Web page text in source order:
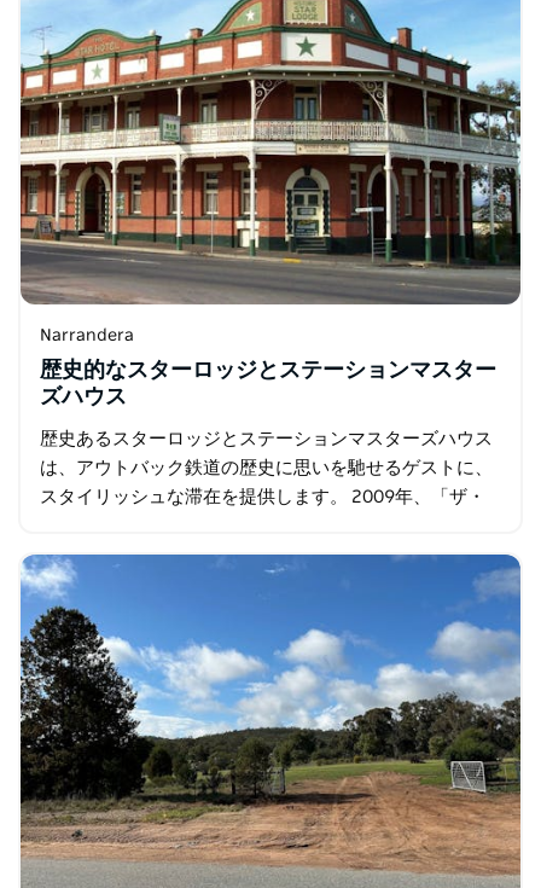
Narrandera
歴史的なスターロッジとステーションマスター
ズハウス
歴史あるスターロッジとステーションマスターズハウス
は、アウトバック鉄道の歴史に思いを馳せるゲストに、
スタイリッシュな滞在を提供します。 2009年、「ザ・